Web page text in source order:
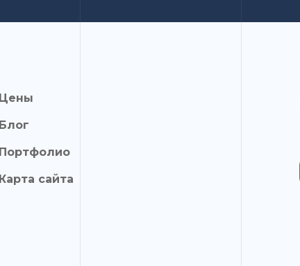
Цены
Блог
Портфолио
Карта сайта